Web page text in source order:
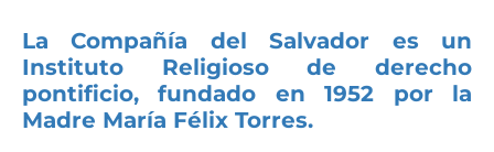
LaCompañía del Salvador es un
Instituto Religioso de derecho
pontificio, fundado en 1952 por la
Madre María Félix Torres.